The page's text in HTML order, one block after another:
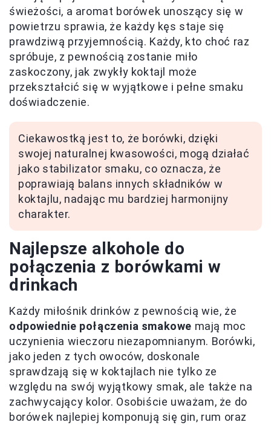
świeżości, a aromat borówek unoszący się w
powietrzu sprawia, że każdy kęs staje się
prawdziwą przyjemnością. Każdy, kto choć raz
spróbuje, z pewnością zostanie miło
zaskoczony, jak zwykły koktajl może
przekształcić się w wyjątkowe i pełne smaku
doświadczenie.
Ciekawostką jest to, że borówki, dzięki
swojej naturalnej kwasowości, mogą działać
jako stabilizator smaku, co oznacza, że
poprawiają balans innych składników w
koktajlu, nadając mu bardziej harmonijny
charakter.
Najlepsze alkohole do
połączenia z borówkami w
drinkach
Każdy miłośnik drinków z pewnością wie, że
odpowiednie połączenia smakowe mają moc
uczynienia wieczoru niezapomnianym. Borówki,
jako jeden z tych owoców, doskonale
sprawdzają się w koktajlach nie tylko ze
względu na swój wyjątkowy smak, ale także na
zachwycający kolor. Osobiście uważam, że do
borówek najlepiej komponują się gin, rum oraz